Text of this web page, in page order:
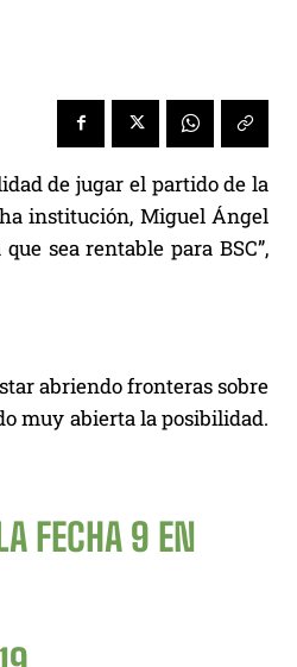
de jugar el partido de la
institución, Miguel Ángel
sea rentable para BSC”,
abriendo fronteras sobre
muy abierta la posibilidad.
FECHA 9 EN